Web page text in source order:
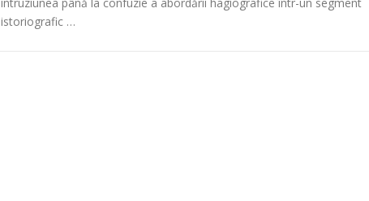
istoriografic …